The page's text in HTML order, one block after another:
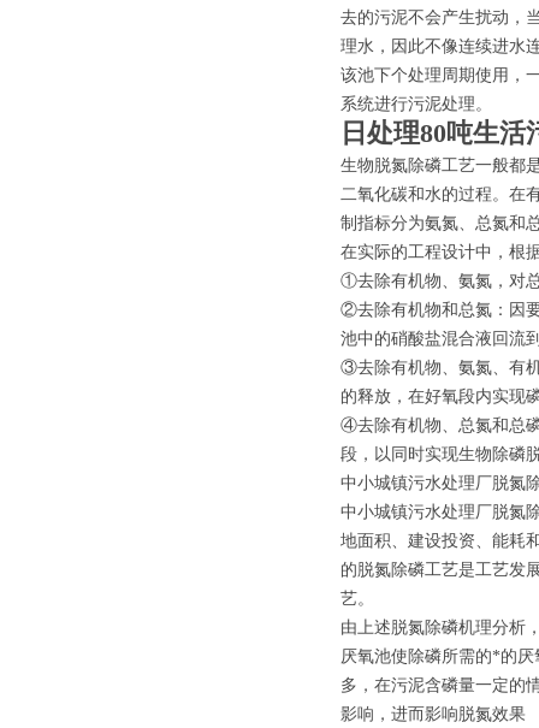
去的污泥不会产生扰动，
理水，因此不像连续进水
该池下个处理周期使用，
系统进行污泥处理。
日处理80吨生
生物脱氮除磷工艺一般都
二氧化碳和水的过程。在
制指标分为氨氮、总氮和
在实际的工程设计中，根
①去除有机物、氨氮，对
②去除有机物和总氮：因
池中的硝酸盐混合液回流
③去除有机物、氨氮、有
的释放，在好氧段内实现
④去除有机物、总氮和总
段，以同时实现生物除磷
中小城镇污水处理厂脱氮
中小城镇污水处理厂脱氮
地面积、建设投资、能耗
的脱氮除磷工艺是工艺发
艺。
由上述脱氮除磷机理分析
厌氧池使除磷所需的*的
多，在污泥含磷量一定的
影响，进而影响脱氮效果